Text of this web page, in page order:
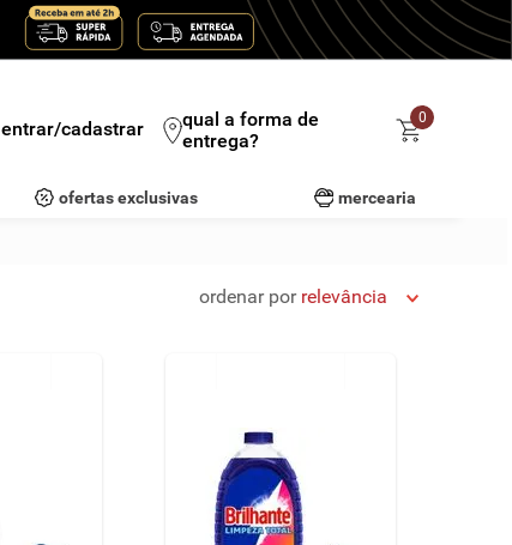
entrar/cadastrar
qual a forma de
entrega?
0
ofertas exclusivas mercearia
ordenar por relevância